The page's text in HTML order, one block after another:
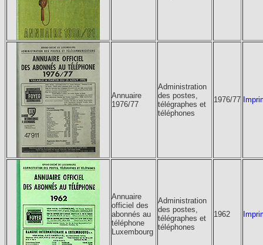
Annuaire
1976/77
Administration
des postes,
télégraphes et
téléphones
1976/77
Annuaire
officiel des
abonnés au
téléphone
Luxembourg
Administration
des postes,
télégraphes et
téléphones
1962